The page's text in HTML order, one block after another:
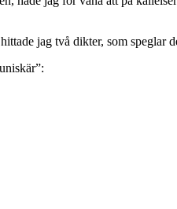
jag två dikter, som speglar